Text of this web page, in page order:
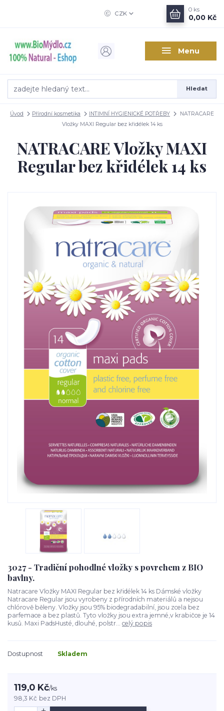
Menu
CZK
Hledat
0 ks
0,00 Kč
Úvod Přírodní kosmetika INTIMNÍ HYGIENICKÉ POTŘEBY
NATRACARE
Vložky MAXI Regular bez křidélek 14 ks
NATRACARE Vložky MAXI
Regular bez křidélek 14 ks
3027 - Tradiční pohodlné vložky s povrchem z BIO
bavlny.
Natracare Vložky MAXI Regular bez křidélek 14 ks Dámské vložky
Natracare Regular jsou vyrobeny z přírodních materiálů a nejsou
chlórově běleny. Vložky jsou 95% biodegradabilní, jsou zcela bez
parfemace a bez plastů. Tyto vložky jsou extra jemné,v krabičce je 14
kusů. Maxi PadsHusté, dlouhé, polstr... celý popis
Dostupnost Skladem
119,0 Kč/ks
98,3 Kč bez DPH